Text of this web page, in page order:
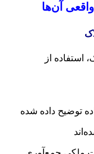
آن‌ها
استفاده از
توضیح داده شده